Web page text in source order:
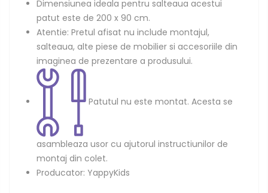
Dimensiunea ideala pentru salteaua acestui
patut este de 200 x 90 cm.
Atentie: Pretul afisat nu include montajul,
salteaua, alte piese de mobilier si accesoriile din
imaginea de prezentare a produsului.
Patutul nu este montat. Acesta se
asambleaza usor cu ajutorul instructiunilor de
montaj din colet.
Producator: YappyKids